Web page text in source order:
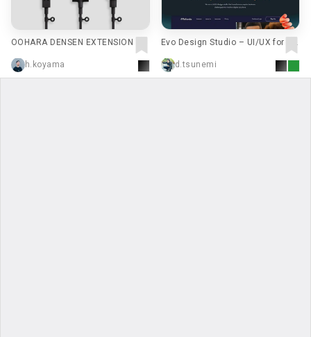
OOHARA DENSEN EXTENSION CO
h.koyama
Evo Design Studio – UI/UX for Sa
as, Web and App - Evo Design Stu
diod.tsunemi